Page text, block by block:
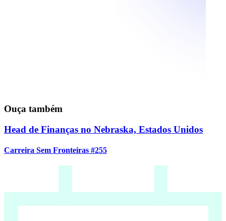
Ouça também
Head de Finanças no Nebraska, Estados Unidos
Carreira Sem Fronteiras #255